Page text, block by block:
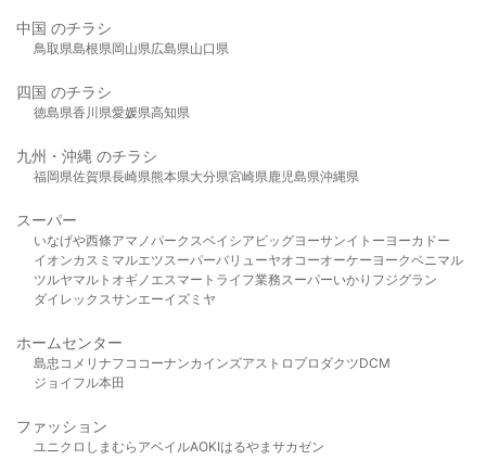
中国 のチラシ
鳥取県島根県岡山県広島県山口県
四国 のチラシ
徳島県香川県愛媛県高知県
九州・沖縄 のチラシ
福岡県佐賀県長崎県熊本県大分県宮崎県鹿児島県沖縄県
スーパー
いなげや西條アマノパークスベイシア ビッグヨーサンイトーヨーカドー
イオンカスミ マルエツスーパーバリューヤオコーオーケー ヨークベニマル
ツルヤマルト オギノ エスマート ライフ業務スーパーいかり フジグラン
ダイレックスサンエーイズミヤ
ホームセンター
島忠 コメリ ナフコ コーナンカインズアストロプロダクツDCM
ジョイフル本田
ファッション
ユニクロ しまむら アベイルAOKIはるやま サカゼン